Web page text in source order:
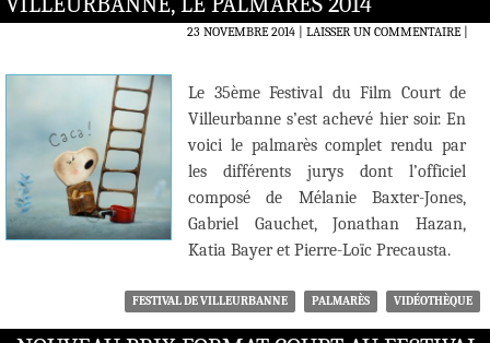
23 NOVEMBRE 2014 LAISSER UN COMMENTAIRE|
Le 35ème Festival du Film Court de
Villeurbanne s’est achevé hier soir. En
voici le palmarès complet rendu par
les différents jurys dont l’officiel
composé de Mélanie Baxter-Jones,
Gabriel Gauchet, Jonathan Hazan,
Katia Bayer et Pierre-Loïc Precausta.
FESTIVAL DE VILLEURBANNE PALMARÈS VIDÉOTHÈQUE